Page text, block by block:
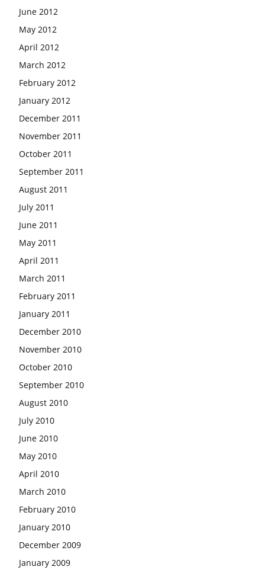
June 2012
May 2012
April 2012
March 2012
February 2012
January 2012
December 2011
November 2011
October 2011
September 2011
August 2011
July 2011
June 2011
May 2011
April 2011
March 2011
February 2011
January 2011
December 2010
November 2010
October 2010
September 2010
August 2010
July 2010
June 2010
May 2010
April 2010
March 2010
February 2010
January 2010
December 2009
January 2009